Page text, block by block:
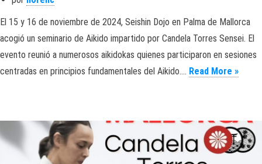
El 15 y 16 de noviembre de 2024, Seishin Dojo en Palma de Mallorca
acogió un seminario de Aikido impartido por Candela Torres Sensei. El
evento reunió a numerosos aikidokas quienes participaron en sesiones
centradas en principios fundamentales del Aikido.… Read More »